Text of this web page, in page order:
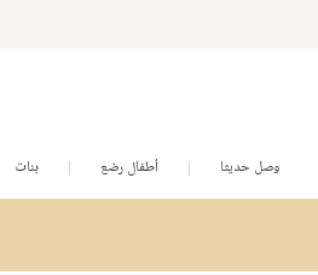
وصل حديثا أطفال رضع بنات